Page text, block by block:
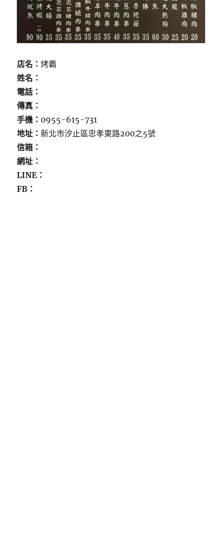
店名：烤霸
姓名：
電話：
傳真：
手機： 0955-615-731
地址：新北市汐止區忠孝東路200之5號
信箱：
網址：
LINE：
FB：